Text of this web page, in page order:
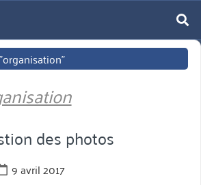
des photos
9 avril 2017